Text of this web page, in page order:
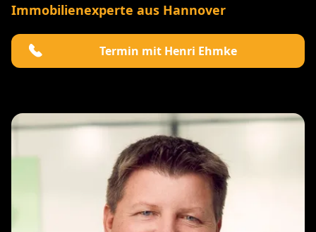
Immobilienexperte aus Hannover
Termin mit Henri Ehmke